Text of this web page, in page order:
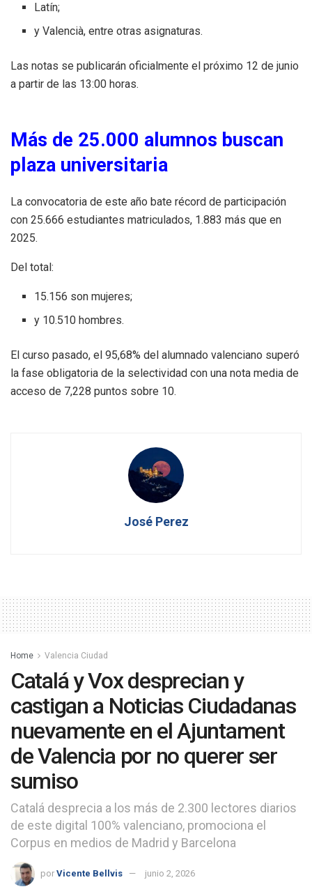
Latín;
y Valencià, entre otras asignaturas.
Las notas se publicarán oficialmente el próximo 12 de junio
a partir de las 13:00 horas.
Más de 25.000 alumnos buscan
plaza universitaria
La convocatoria de este año bate récord de participación
con 25.666 estudiantes matriculados, 1.883 más que en
2025.
Del total:
15.156 son mujeres;
y 10.510 hombres.
El curso pasado, el 95,68% del alumnado valenciano superó
la fase obligatoria de la selectividad con una nota media de
acceso de 7,228 puntos sobre 10.
José Perez
Home Valencia Ciudad
Catalá y Vox desprecian y
castigan a Noticias Ciudadanas
nuevamente en el Ajuntament
de Valencia por no querer ser
sumiso
Catalá desprecia a los más de 2.300 lectores diarios
de este digital 100% valenciano, promociona el
Corpus en medios de Madrid y Barcelona
por Vicente Bellvis junio 2, 2026